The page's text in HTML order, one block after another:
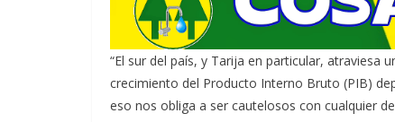
“El sur del país, y Tarija en particular, atraviesa
crecimiento del Producto Interno Bruto (PIB)
eso nos obliga a ser cautelosos con cualquier